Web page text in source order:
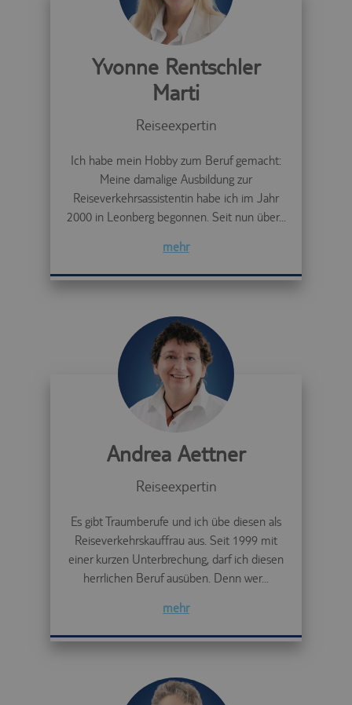
Yvonne Rentschler
Marti
Reiseexpertin
Ich habe mein Hobby zum Beruf gemacht:
Meine damalige Ausbildung zur
Reiseverkehrsassistentin habe ich im Jahr
2000 in Leonberg begonnen. Seit nun über...
mehr
Andrea Aettner
Reiseexpertin
Es gibt Traumberufe und ich übe diesen als
Reiseverkehrskauffrau aus. Seit 1999 mit
einer kurzen Unterbrechung, darf ich diesen
herrlichen Beruf ausüben. Denn wer...
mehr